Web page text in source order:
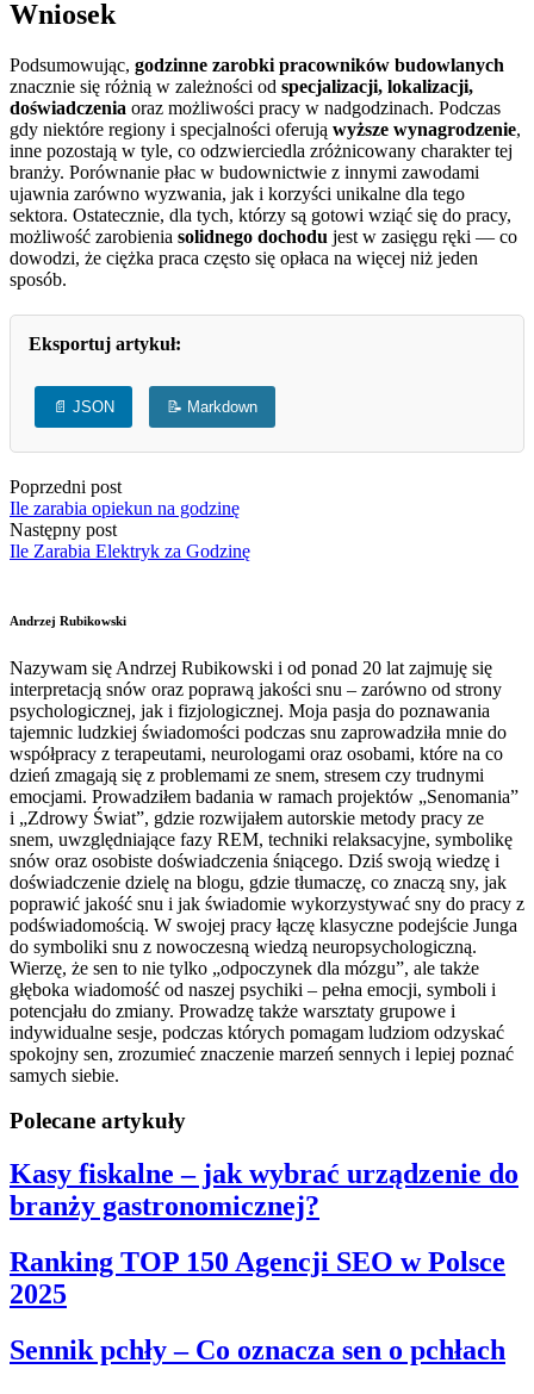
Wniosek
Podsumowując, godzinne zarobki pracowników budowlanych
znacznie się różnią w zależności od specjalizacji, lokalizacji,
doświadczenia oraz możliwości pracy w nadgodzinach. Podczas
gdy niektóre regiony i specjalności oferują wyższe wynagrodzenie,
inne pozostają w tyle, co odzwierciedla zróżnicowany charakter tej
branży. Porównanie płac w budownictwie z innymi zawodami
ujawnia zarówno wyzwania, jak i korzyści unikalne dla tego
sektora. Ostatecznie, dla tych, którzy są gotowi wziąć się do pracy,
możliwość zarobienia solidnego dochodu jest w zasięgu ręki — co
dowodzi, że ciężka praca często się opłaca na więcej niż jeden
sposób.
Eksportuj artykuł:
📄 JSON 📝 Markdown
Poprzedni post
Ile zarabia opiekun na godzinę
Następny post
Ile Zarabia Elektryk za Godzinę
Andrzej Rubikowski
Nazywam się Andrzej Rubikowski i od ponad 20 lat zajmuję się
interpretacją snów oraz poprawą jakości snu – zarówno od strony
psychologicznej, jak i fizjologicznej. Moja pasja do poznawania
tajemnic ludzkiej świadomości podczas snu zaprowadziła mnie do
współpracy z terapeutami, neurologami oraz osobami, które na co
dzień zmagają się z problemami ze snem, stresem czy trudnymi
emocjami. Prowadziłem badania w ramach projektów „Senomania”
i „Zdrowy Świat”, gdzie rozwijałem autorskie metody pracy ze
snem, uwzględniające fazy REM, techniki relaksacyjne, symbolikę
snów oraz osobiste doświadczenia śniącego. Dziś swoją wiedzę i
doświadczenie dzielę na blogu, gdzie tłumaczę, co znaczą sny, jak
poprawić jakość snu i jak świadomie wykorzystywać sny do pracy z
podświadomością. W swojej pracy łączę klasyczne podejście Junga
do symboliki snu z nowoczesną wiedzą neuropsychologiczną.
Wierzę, że sen to nie tylko „odpoczynek dla mózgu”, ale także
głęboka wiadomość od naszej psychiki – pełna emocji, symboli i
potencjału do zmiany. Prowadzę także warsztaty grupowe i
indywidualne sesje, podczas których pomagam ludziom odzyskać
spokojny sen, zrozumieć znaczenie marzeń sennych i lepiej poznać
samych siebie.
Polecane artykuły
Kasy fiskalne – jak wybrać urządzenie do
branży gastronomicznej?
Ranking TOP 150 Agencji SEO w Polsce
2025
Sennik pchły – Co oznacza sen o pchłach